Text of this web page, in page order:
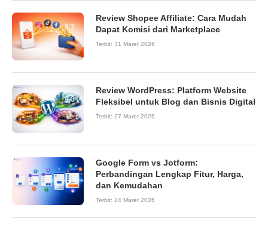
8.7
Review Shopee Affiliate: Cara Mudah
Dapat Komisi dari Marketplace
Terbit: 31 Maret 2026
9.0
Review WordPress: Platform Website
Fleksibel untuk Blog dan Bisnis Digital
Terbit: 27 Maret 2026
Google Form vs Jotform:
Perbandingan Lengkap Fitur, Harga,
dan Kemudahan
Terbit: 24 Maret 2026